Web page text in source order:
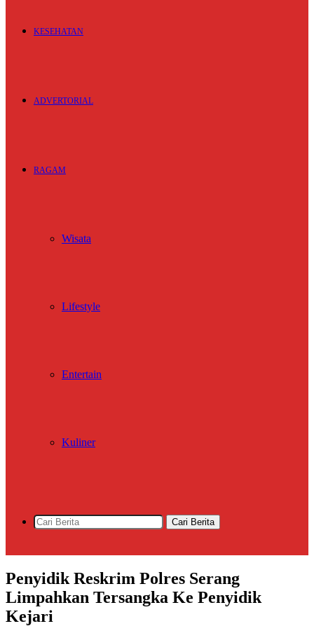
KESEHATAN
ADVERTORIAL
RAGAM
Wisata
Lifestyle
Entertain
Kuliner
Cari Berita
Penyidik Reskrim Polres Serang
Limpahkan Tersangka Ke Penyidik
Kejari